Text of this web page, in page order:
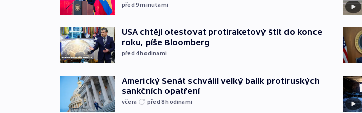
před 9minutami
USA chtějí otestovat protiraketový štít do konce
roku, píše Bloomberg
před 4hodinami
Americký Senát schválil velký balík protiruských
sankčních opatření
včera před 8hodinami